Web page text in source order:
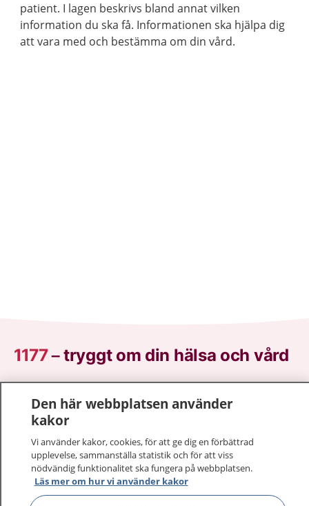
patient. I lagen beskrivs bland annat vilken
information du ska få. Informationen ska hjälpa dig
att vara med och bestämma om din vård.
1177–tryggt om din hälsa och vård
På 1177.se får du råd om hälsa och information om
sjukdomar och vilka mottagningar du kan kontakta.
Logga in för att läsa din journal och göra dina
vårdärenden. Ring telefonnummer 1177 för
sjukvårdsrådgivning dygnet runt.
1177 ger dig råd när du vill må bättre.
Den här webbplatsen använder
kakor
Vi använder kakor, cookies, för att ge dig en förbättrad
upplevelse, sammanställa statistik och för att viss
nödvändig funktionalitet ska fungera på webbplatsen.
Läs mer om hur vi använder kakor